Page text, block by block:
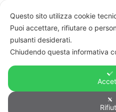
Questo sito utilizza cookie
Puoi accettare, rifiutare o
pulsanti desiderati.
Chiudendo questa informativa